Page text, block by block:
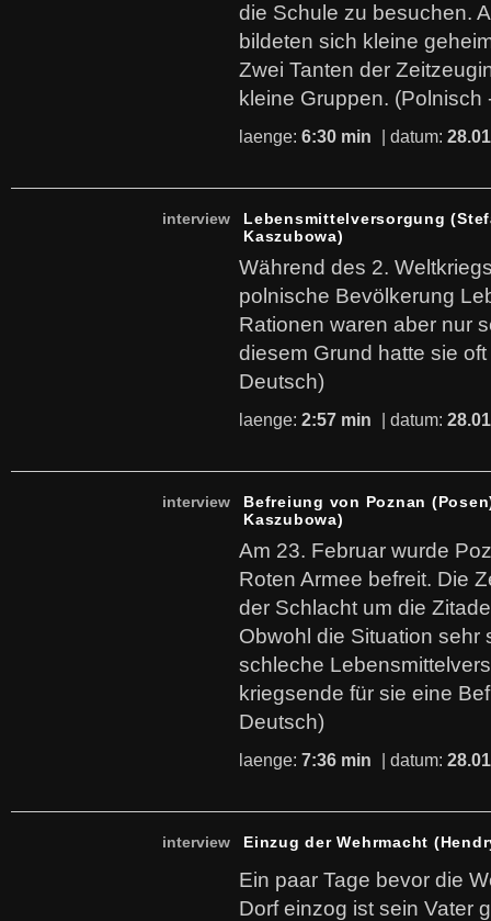
die Schule zu besuchen.
bildeten sich kleine
Zwei Tanten der
kleine Gruppen. (Polnisch
laenge: 6:30 min | datum:
interview
Lebensmittelversorgung
Kaszubowa)
Während des 2.
polnische Bevölkerung
Rationen waren aber nur
diesem Grund hatte sie
Deutsch)
laenge: 2:57 min | datum:
interview
Befreiung von Poznan
Kaszubowa)
Am 23. Februar wurde
Roten Armee befreit. Die
der Schlacht um die
Obwohl die Situation sehr
schleche
kriegsende für sie eine
Deutsch)
laenge: 7:36 min | datum:
interview Einzug der Wehrmacht
Ein paar Tage bevor die
Dorf einzog ist sein Vater